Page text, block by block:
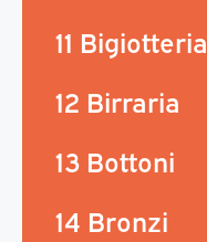
11 Bigiotteria
12 Birraria
13 Bottoni
14 Bronzi